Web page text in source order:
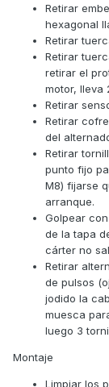
Retirar
hexagonal
Retirar
Retirar
retirar el
motor, lleva
Retirar
Retirar
del
Retirar
punto fijo
M8) fijarse
arranque.
Golpear
de la tapa
cárter no
Retirar
de pulsos
jodido la
muesca
luego 3
Montaje
Limpiar los